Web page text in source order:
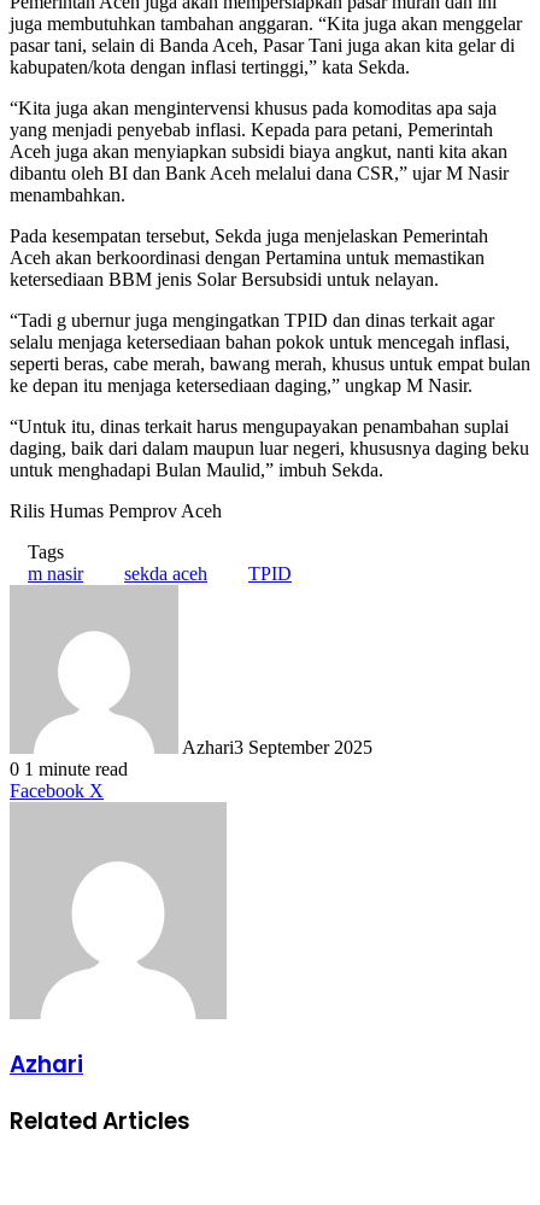
juga membutuhkan tambahan anggaran. “Kita juga akan menggelar
pasar tani, selain di Banda Aceh, Pasar Tani juga akan kita gelar di
kabupaten/kota dengan inflasi tertinggi,” kata Sekda.
“Kita juga akan mengintervensi khusus pada komoditas apa saja
yang menjadi penyebab inflasi. Kepada para petani, Pemerintah
Aceh juga akan menyiapkan subsidi biaya angkut, nanti kita akan
dibantu oleh BI dan Bank Aceh melalui dana CSR,” ujar M Nasir
menambahkan.
Pada kesempatan tersebut, Sekda juga menjelaskan Pemerintah
Aceh akan berkoordinasi dengan Pertamina untuk memastikan
ketersediaan BBM jenis Solar Bersubsidi untuk nelayan.
“Tadi g ubernur juga mengingatkan TPID dan dinas terkait agar
selalu menjaga ketersediaan bahan pokok untuk mencegah inflasi,
seperti beras, cabe merah, bawang merah, khusus untuk empat bulan
ke depan itu menjaga ketersediaan daging,” ungkap M Nasir.
“Untuk itu, dinas terkait harus mengupayakan penambahan suplai
daging, baik dari dalam maupun luar negeri, khususnya daging beku
untuk menghadapi Bulan Maulid,” imbuh Sekda.
Rilis Humas Pemprov Aceh
Tags
m nasir
sekda aceh TPID
Azhari3 September 2025
0 1 minute read
Facebook X
Azhari
Related Articles